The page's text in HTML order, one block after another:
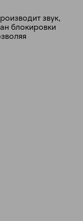
звук,
блокировки